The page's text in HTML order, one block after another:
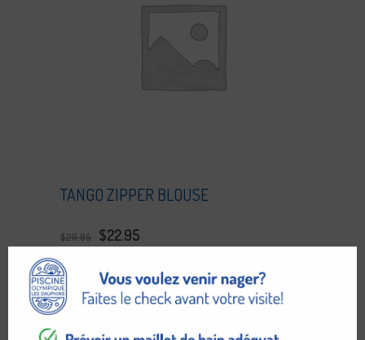
TANGO ZIPPER BLOUSE
$29.95 $22.95
ADD TO CART